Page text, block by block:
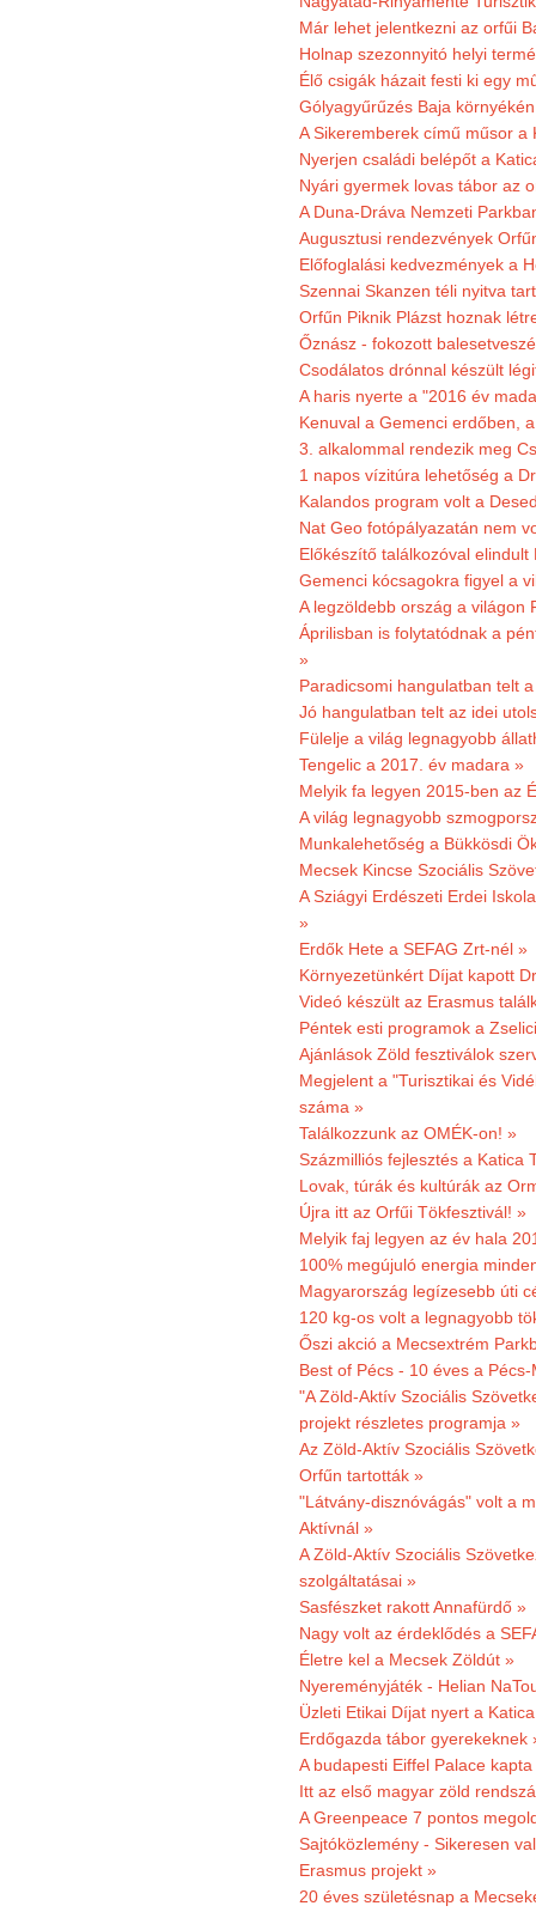
Már lehet jelentkezni az orfűi
Holnap szezonnyitó helyi
Élő csigák házait festi ki egy
Gólyagyűrűzés Baja
A Sikeremberek című műsor a
Nyerjen családi belépőt a
Nyári gyermek lovas tábor az
A Duna-Dráva Nemzeti
Augusztusi rendezvények
Előfoglalási kedvezmények a
Szennai Skanzen téli nyitva
Orfűn Piknik Plázst hoznak
Őznász - fokozott
Csodálatos drónnal készült
A haris nyerte a "2016 év
Kenuval a Gemenci erdőben,
3. alkalommal rendezik meg
1 napos vízitúra lehetőség a
Kalandos program volt a
Nat Geo fotópályazatán nem
Előkészítő találkozóval
Gemenci kócsagokra figyel a
A legzöldebb ország a világon
Áprilisban is folytatódnak a
»
Paradicsomi hangulatban telt
Jó hangulatban telt az idei
Fülelje a világ legnagyobb
Tengelic a 2017. év madara »
Melyik fa legyen 2015-ben az
A világ legnagyobb
Munkalehetőség a Bükkösdi
Mecsek Kincse Szociális
A Sziágyi Erdészeti Erdei
»
Erdők Hete a SEFAG Zrt-nél »
Környezetünkért Díjat kapott
Videó készült az Erasmus
Péntek esti programok a
Ajánlások Zöld fesztiválok
Megjelent a "Turisztikai és
száma »
Találkozzunk az OMÉK-on! »
Százmilliós fejlesztés a Katica
Lovak, túrák és kultúrák az
Újra itt az Orfűi Tökfesztivál! »
Melyik faj legyen az év hala
100% megújuló energia
Magyarország legízesebb úti
120 kg-os volt a legnagyobb
Őszi akció a Mecsextrém
Best of Pécs - 10 éves a
"A Zöld-Aktív Szociális
projekt részletes programja »
Az Zöld-Aktív Szociális
Orfűn tartották »
"Látvány-disznóvágás" volt a
Aktívnál »
A Zöld-Aktív Szociális
szolgáltatásai »
Sasfészket rakott Annafürdő »
Nagy volt az érdeklődés a
Életre kel a Mecsek Zöldút »
Nyereményjáték - Helian
Üzleti Etikai Díjat nyert a
Erdőgazda tábor gyerekeknek
A budapesti Eiffel Palace
Itt az első magyar zöld
A Greenpeace 7 pontos
Sajtóközlemény - Sikeresen
Erasmus projekt »
20 éves születésnap a